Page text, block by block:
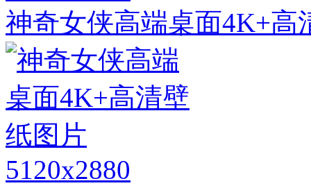
神奇女侠高端桌面4K+高
5120x2880